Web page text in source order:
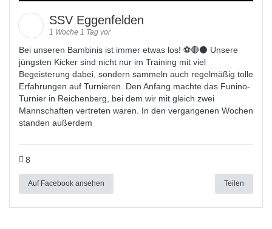
SSV Eggenfelden
1 Woche 1 Tag vor
Bei unseren Bambinis ist immer etwas los! ⚽️🔴⚫ Unsere
jüngsten Kicker sind nicht nur im Training mit viel
Begeisterung dabei, sondern sammeln auch regelmäßig tolle
Erfahrungen auf Turnieren. Den Anfang machte das Funino-
Turnier in Reichenberg, bei dem wir mit gleich zwei
Mannschaften vertreten waren. In den vergangenen Wochen
standen außerdem
8
Auf Facebook ansehen Teilen